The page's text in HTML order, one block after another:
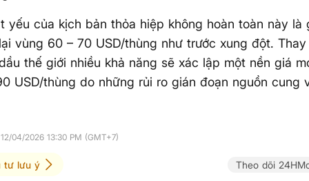
yếu của kịch bản thỏa hiệp không hoàn toàn này là
vùng 60 – 70 USD/thùng như trước xung đột.
thế giới nhiều khả năng sẽ xác lập một nền giá
USD/thùng do những rủi ro gián đoạn nguồn cung
04/2026 13:30 PM (GMT+7)
tư lưu ý Theo dõi